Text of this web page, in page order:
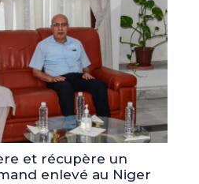
et récupère un
enlevé au Niger